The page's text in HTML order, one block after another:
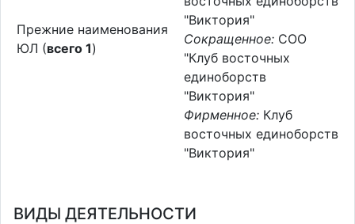
Прежние наименования
ЮЛ (всего 1)
"Виктория"
Сокращенное: СОО
"Клуб восточных
единоборств
"Виктория"
Фирменное: Клуб
восточных единоборств
"Виктория"
ВИДЫ ДЕЯТЕЛЬНОСТИ